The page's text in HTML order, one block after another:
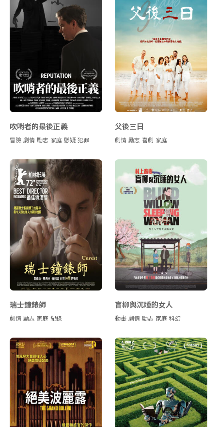
吹哨者的最後正義
冒險 劇情 勵志 家庭 懸疑 犯罪
父後三日
劇情 勵志 喜劇 家庭
瑞士鐘錶師
劇情 勵志 家庭 紀錄
盲柳與沉睡的女人
動畫 劇情 勵志 家庭 科幻